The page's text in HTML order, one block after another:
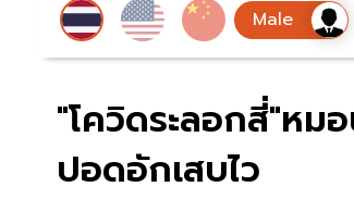
"โควิดระลอกสี่"หม
ปอดอักเสบไว